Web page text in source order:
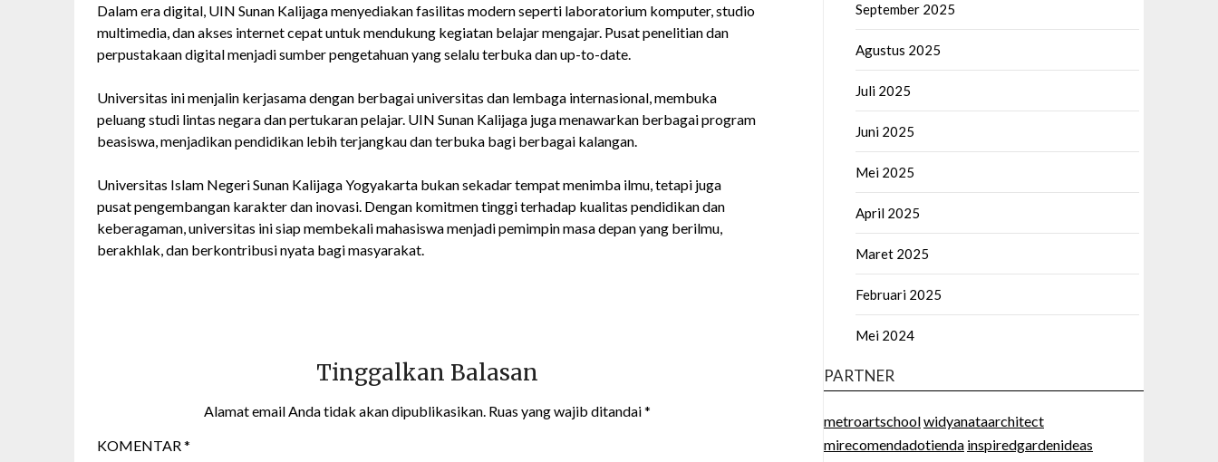
Dalam era digital, UIN Sunan Kalijaga menyediakan fasilitas modern seperti laboratorium komputer, studio
multimedia, dan akses internet cepat untuk mendukung kegiatan belajar mengajar. Pusat penelitian dan
perpustakaan digital menjadi sumber pengetahuan yang selalu terbuka dan up-to-date.
Universitas ini menjalin kerjasama dengan berbagai universitas dan lembaga internasional, membuka
peluang studi lintas negara dan pertukaran pelajar. UIN Sunan Kalijaga juga menawarkan berbagai program
beasiswa, menjadikan pendidikan lebih terjangkau dan terbuka bagi berbagai kalangan.
Universitas Islam Negeri Sunan Kalijaga Yogyakarta bukan sekadar tempat menimba ilmu, tetapi juga
pusat pengembangan karakter dan inovasi. Dengan komitmen tinggi terhadap kualitas pendidikan dan
keberagaman, universitas ini siap membekali mahasiswa menjadi pemimpin masa depan yang berilmu,
berakhlak, dan berkontribusi nyata bagi masyarakat.
Tinggalkan Balasan
Alamat email Anda tidak akan dipublikasikan. Ruas yang wajib ditandai*
KOMENTAR*
September 2025
Agustus 2025
Juli 2025
Juni 2025
Mei 2025
April 2025
Maret 2025
Februari 2025
Mei 2024
PARTNER
metroartschoolwidyanataarchitect
mirecomendadotienda inspiredgardenideas